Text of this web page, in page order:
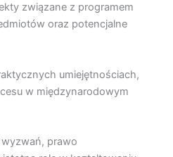
związane z programem
oraz potencjalne
umiejętnościach,
w międzynarodowym
prawo